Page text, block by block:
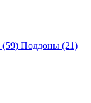
(59) Поддоны (21)